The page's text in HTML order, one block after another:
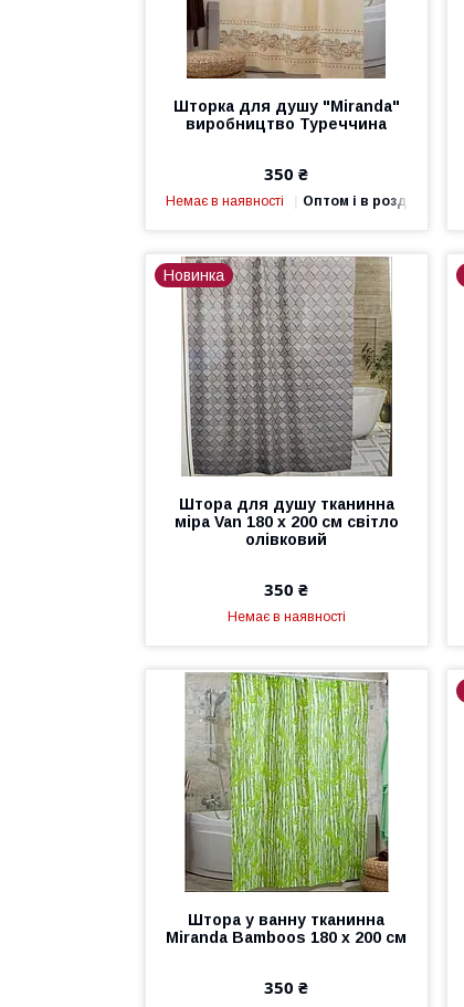
Шторка для душу "Miranda"
виробництво Туреччина
350 ₴
Немає в наявності Оптом і в роздріб
Новинка
Штора для душу тканинна
міра Van 180 х 200 см світло
олівковий
350 ₴
Немає в наявності
Штора у ванну тканинна
Miranda Bamboos 180 х 200 см
350 ₴